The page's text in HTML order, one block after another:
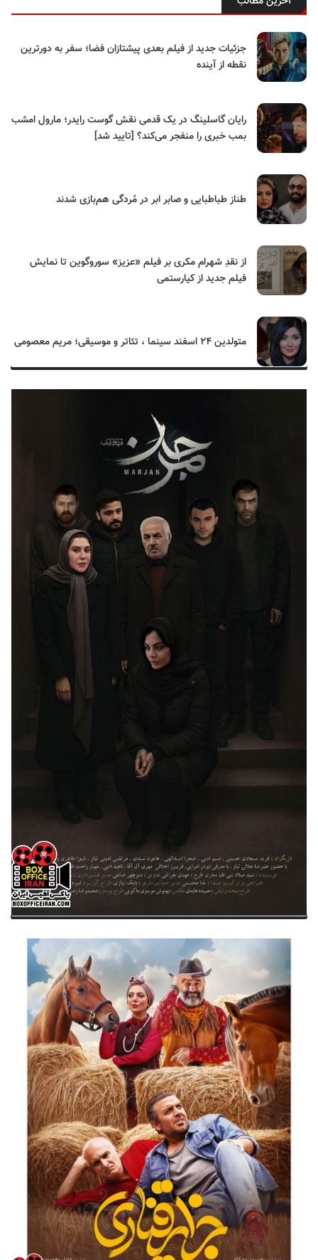
جزئیات جدید از فیلم بعدی پیشتازان فضا؛ سفر به دورترین
نقطه از آینده
رایان گاسلینگ در یک قدمی نقش گوست رایدر؛ مارول امشب
بمب خبری را منفجر می‌کند؟ [تایید شد]
طناز طباطبایی و صابر ابر در مُردگی هم‌بازی شدند
از نقدِ شهرام مکری بر فیلم «عزیز» سوروگوین تا نمایش
فیلم جدید از کیارستمی
متولدین ۲۴ اسفند سینما ، تئاتر و موسیقی؛ مریم معصومی